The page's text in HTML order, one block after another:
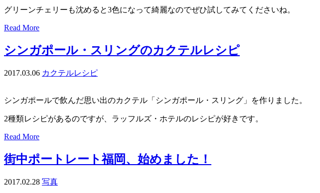
グリーンチェリーも沈めると3色になって綺麗なのでぜひ試してみてくださいね。
Read More
シンガポール・スリングのカクテルレシピ
2017.03.06 カクテルレシピ
シンガポールで飲んだ思い出のカクテル「シンガポール・スリング」を作りました。
2種類レシピがあるのですが、ラッフルズ・ホテルのレシピが好きです。
Read More
街中ポートレート福岡、始めました！
2017.02.28 写真